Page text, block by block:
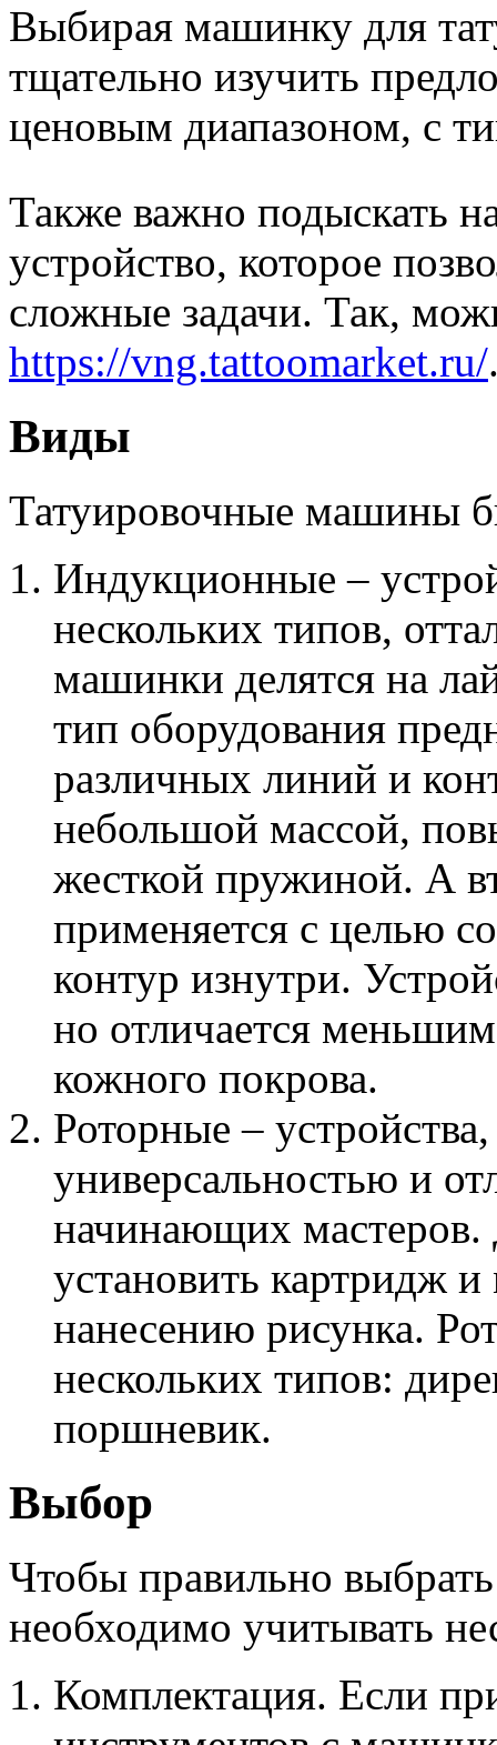
Выбирая машинку для
тщательно изучить
ценовым диапазоном, с
Также важно подыскать
устройство, которое
сложные задачи. Так,
https://vng.tattoomarket.ru/
Виды
Татуировочные машины
Индукционные –
нескольких типов,
машинки делятся на
тип оборудования
различных линий и
небольшой массой,
жесткой пружиной. А
применяется с целью
контур изнутри.
но отличается
кожного покрова.
Роторные –
универсальностью и
начинающих мастеров.
установить картридж
нанесению рисунка.
нескольких типов:
поршневик.
Выбор
Чтобы правильно
необходимо учитывать
Комплектация. Если